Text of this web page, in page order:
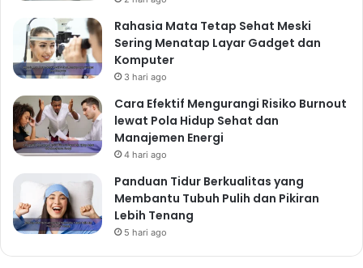
Rahasia Mata Tetap Sehat Meski
Sering Menatap Layar Gadget dan
Komputer
3 hari ago
Cara Efektif Mengurangi Risiko Burnout
lewat Pola Hidup Sehat dan
Manajemen Energi
4 hari ago
Panduan Tidur Berkualitas yang
Membantu Tubuh Pulih dan Pikiran
Lebih Tenang
5 hari ago